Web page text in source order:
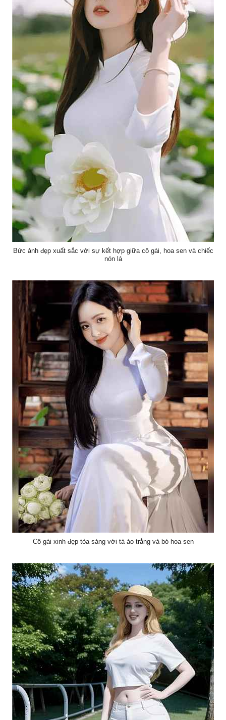
Bức ảnh đẹp xuất sắc với sự kết hợp giữa cô gái, hoa sen và chiếc
nón lá
Cô gái xinh đẹp tỏa sáng với tà áo trắng và bó hoa sen